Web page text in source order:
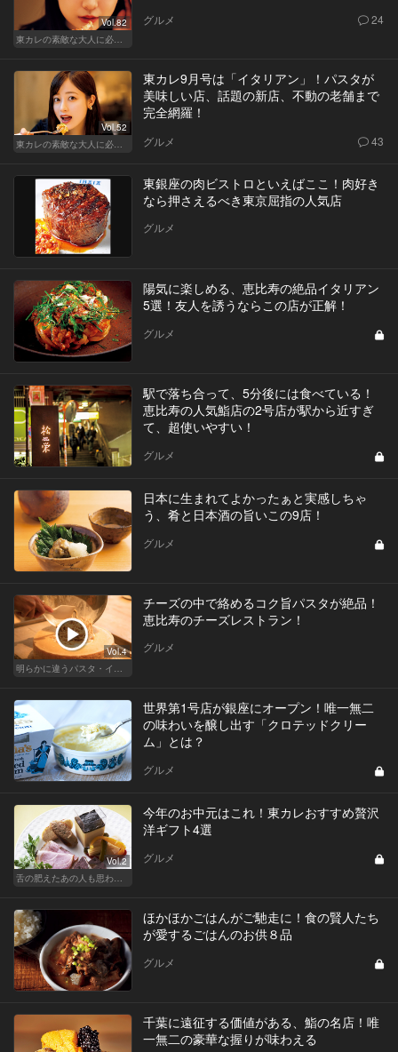
Vol.82
東カレの素敵な大人に必要なこと
グルメ 24
Vol.52
東カレの素敵な大人に必要なこと
東カレ9月号は「イタリアン」！パスタが
美味しい店、話題の新店、不動の老舗まで
完全網羅！
グルメ 43
東銀座の肉ビストロといえばここ！肉好き
なら押さえるべき東京屈指の人気店
グルメ
陽気に楽しめる、恵比寿の絶品イタリアン
5選！友人を誘うならこの店が正解！
グルメ
駅で落ち合って、5分後には食べている！
恵比寿の人気鮨店の2号店が駅から近すぎ
て、超使いやすい！
グルメ
日本に生まれてよかったぁと実感しちゃ
う、肴と日本酒の旨いこの9店！
グルメ
Vol.4
チーズの中で絡めるコク旨パスタが絶品！
恵比寿のチーズレストラン！
グルメ
世界第1号店が銀座にオープン！唯一無二
の味わいを醸し出す「クロテッドクリー
ム」とは？
グルメ
Vol.2
今年のお中元はこれ！東カレおすすめ贅沢
洋ギフト4選
グルメ
ほかほかごはんがご馳走に！食の賢人たち
が愛するごはんのお供８品
グルメ
千葉に遠征する価値がある、鮨の名店！唯
一無二の豪華な握りが味わえる